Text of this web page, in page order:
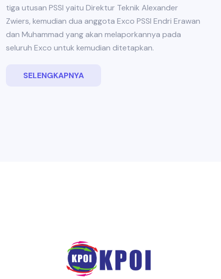
tiga utusan PSSI yaitu Direktur Teknik Alexander
Zwiers, kemudian dua anggota Exco PSSI Endri Erawan
dan Muhammad yang akan melaporkannya pada
seluruh Exco untuk kemudian ditetapkan.
SELENGKAPNYA